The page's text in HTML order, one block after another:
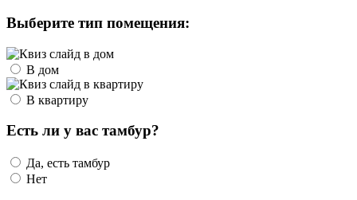
Выберите тип помещения:
В дом
В квартиру
Есть ли у вас тамбур?
Да, есть тамбур
Нет